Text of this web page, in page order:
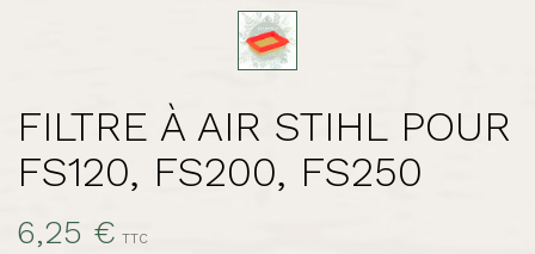
FILTRE À AIR STIHL POUR
FS120, FS200, FS250
6,25 € TTC